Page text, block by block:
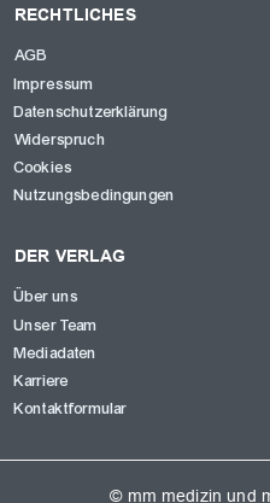
RECHTLICHES
AGB
Impressum
Datenschutzerklärung
Widerspruch
Cookies
Nutzungsbedingungen
DER VERLAG
Über uns
Unser Team
Mediadaten
Karriere
Kontaktformular
© mm medizin und